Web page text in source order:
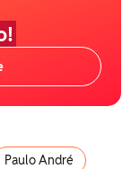
Paulo André